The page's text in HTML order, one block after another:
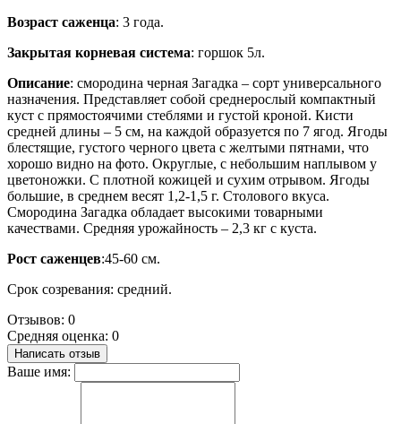
Возраст саженца: 3 года.
Закрытая корневая система: горшок 5л.
Описание: смородина черная Загадка – сорт универсального
назначения. Представляет собой среднерослый компактный
куст с прямостоячими стеблями и густой кроной. Кисти
средней длины – 5 см, на каждой образуется по 7 ягод. Ягоды
блестящие, густого черного цвета с желтыми пятнами, что
хорошо видно на фото. Округлые, с небольшим наплывом у
цветоножки. С плотной кожицей и сухим отрывом. Ягоды
большие, в среднем весят 1,2-1,5 г. Столового вкуса.
Смородина Загадка обладает высокими товарными
качествами. Средняя урожайность – 2,3 кг с куста.
Рост саженцев:45-60 см.
Срок созревания: средний.
Отзывов: 0
Средняя оценка: 0
Написать отзыв
Ваше имя: